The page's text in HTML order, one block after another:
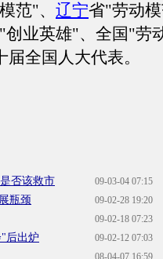
范"、 辽宁省"劳动
业英雄"、全国"劳
全国人大代表。
09-03-04 07:15
否该救市
09-02-28 19:20
瓶颈
09-02-18 07:23
09-02-12 07:03
后出炉
08-04-07 16:59